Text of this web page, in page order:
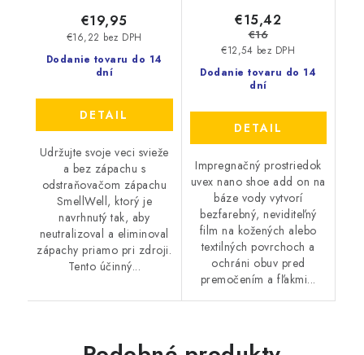
Dodanie tovaru do 14
dní
€16,22 bez DPH
€19,95
DETAIL
Udržujte svoje veci svieže
a bez zápachu s
odstraňovačom zápachu
SmellWell, ktorý je
navrhnutý tak, aby
neutralizoval a eliminoval
zápachy priamo pri zdroji.
Tento účinný...
Dodanie tovaru do 14
dní
€12,54 bez DPH
€15,42
€16
DETAIL
Impregnačný prostriedok
uvex nano shoe add on na
báze vody vytvorí
bezfarebný, neviditeľný
film na kožených alebo
textilných povrchoch a
ochráni obuv pred
premočením a fľakmi...